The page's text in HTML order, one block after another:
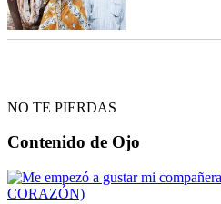
NO TE PIERDAS
Contenido de Ojo